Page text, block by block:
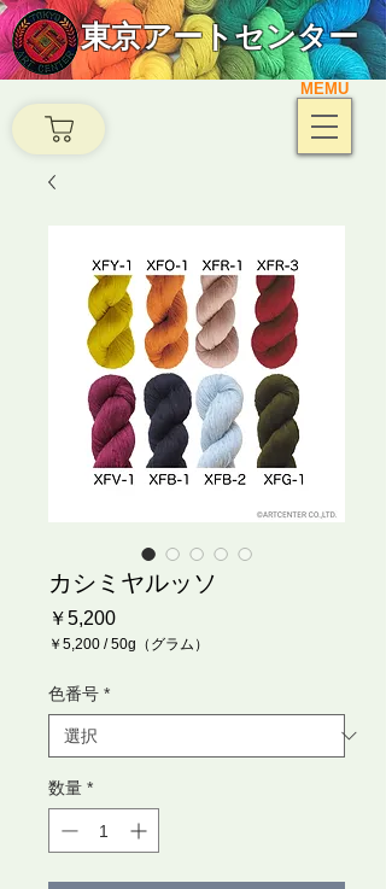
東京アートセンター
MEMU
カシミヤルッソ
￥5,200価
格
￥5,200 /50g（グラム）
と
に
￥5,200
色番号 *
数量 *